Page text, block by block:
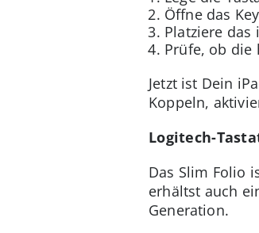
Öffne das
Platziere das
Prüfe, ob die
Jetzt ist Dein
Koppeln,
Logitech-
Das Slim Folio
erhältst auch
Generation.